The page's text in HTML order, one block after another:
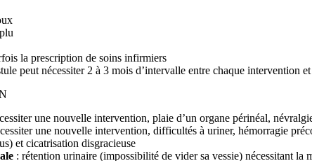
la prescription de soins infirmiers
peut nécessiter 2 à 3 mois d’intervalle entre chaque intervention
une nouvelle intervention, plaie d’un organe périnéal,
une nouvelle intervention, difficultés à uriner, hémorragie
et cicatrisation disgracieuse
: rétention urinaire (impossibilité de vider sa vessie) nécessitant la